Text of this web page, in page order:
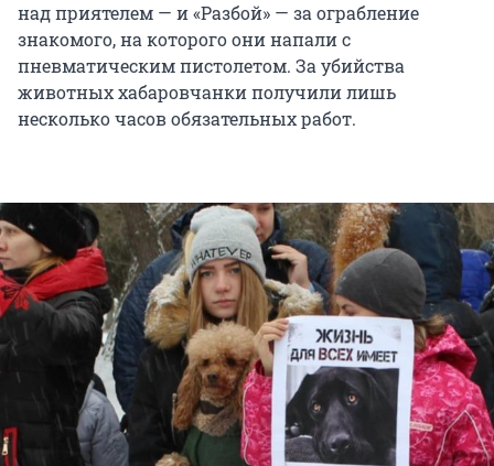
над приятелем — и «Разбой» — за ограбление
знакомого, на которого они напали с
пневматическим пистолетом. За убийства
животных хабаровчанки получили лишь
несколько часов обязательных работ.